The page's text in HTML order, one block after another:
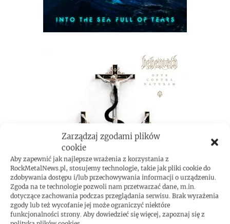
Zarządzaj zgodami plików
cookie
Aby zapewnić jak najlepsze wrażenia z korzystania z
RockMetalNews.pl, stosujemy technologie, takie jak pliki cookie do
zdobywania dostępu i/lub przechowywania informacji o urządzeniu.
Zgoda na te technologie pozwoli nam przetwarzać dane, m.in.
dotyczące zachowania podczas przeglądania serwisu. Brak wyrażenia
zgody lub też wycofanie jej może ograniczyć niektóre
funkcjonalności strony. Aby dowiedzieć się więcej, zapoznaj się z